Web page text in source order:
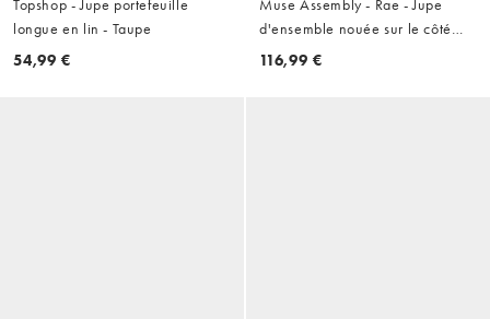
Topshop - Jupe portefeuille
longue en lin - Taupe
54,99 €
Muse Assembly - Rae - Jupe
d'ensemble nouée sur le côté
avec bordure en dentelle
116,99 €